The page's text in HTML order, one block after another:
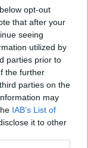
opt-out
that after your
seeing
utilized by
parties prior to
the further
parties on the
may
IAB’s List of
it to other
acumulado do
se mantêm
em segundo
enquanto os
com
ACEA